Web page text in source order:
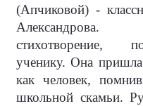
(Апчиковой) -
Александрова.
стихотворение,
ученику. Она
как человек,
школьной скамьи.